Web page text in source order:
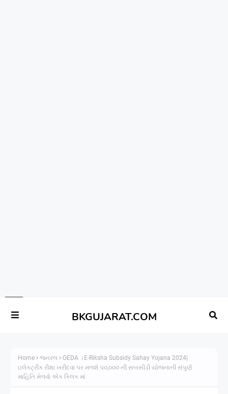
BKGUJARAT.COM
Home જનરલ
GEDA ।E-Riksha Subsidy Sahay Yojana 2024|
ઇલેક્ટ્રીક રીક્ષા ખરીદવા પર મળશે ૫૦,૦૦૦ ની સબસીડી યોજનાની સંપુર્ણ
માહિતિ મેળવો એક ક્લિક માં